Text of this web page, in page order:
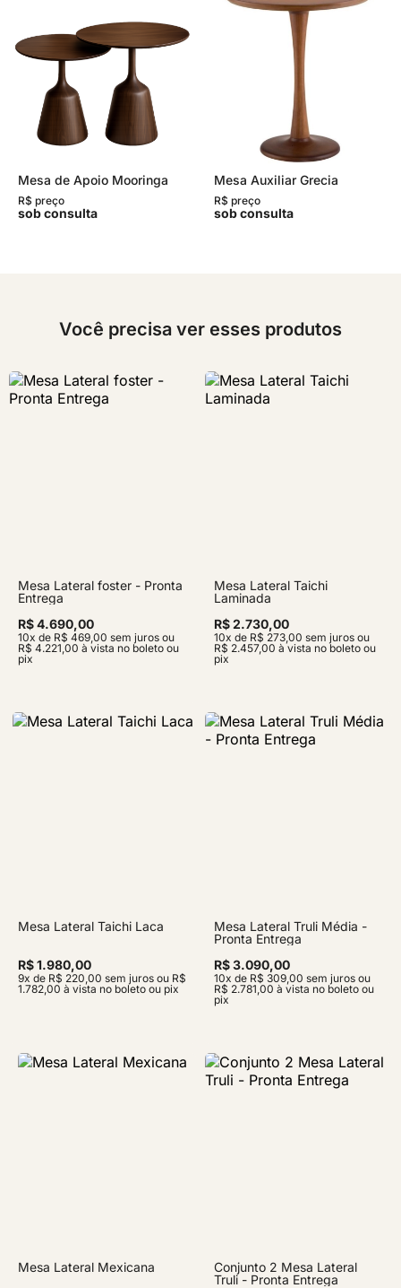
Mesa de Apoio Mooringa
R$ preço
sob consulta
Mesa Auxiliar Grecia
R$ preço
sob consulta
Você precisa ver esses produtos
Mesa Lateral foster - Pronta
Entrega
R$ 4.690,00
10x de R$ 469,00 sem juros ou
R$ 4.221,00 à vista no boleto ou
pix
Mesa Lateral Taichi
Laminada
R$ 2.730,00
10x de R$ 273,00 sem juros ou
R$ 2.457,00 à vista no boleto ou
pix
Mesa Lateral Taichi Laca
R$ 1.980,00
9x de R$ 220,00 sem juros ou R$
1.782,00 à vista no boleto ou pix
Mesa Lateral Truli Média -
Pronta Entrega
R$ 3.090,00
10x de R$ 309,00 sem juros ou
R$ 2.781,00 à vista no boleto ou
pix
Mesa Lateral Mexicana
Conjunto 2 Mesa Lateral
Truli - Pronta Entrega